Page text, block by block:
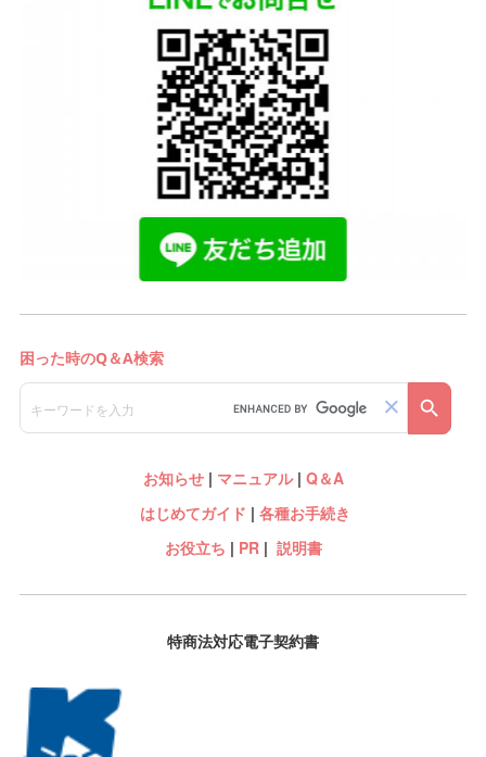
お知らせ| マニュアル| Q＆A
はじめてガイド | 各種お手続き
お役立ち | PR| 説明書
特商法対応電子契約書